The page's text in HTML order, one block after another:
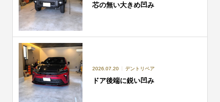
芯の無い大きめ凹み
2026.07.20 デントリペア
ドア後端に鋭い凹み